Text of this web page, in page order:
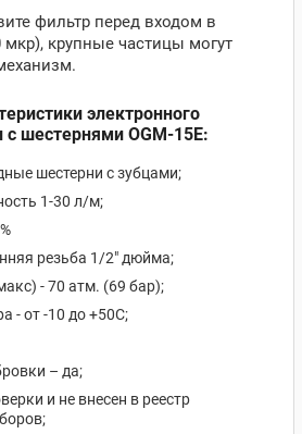
фильтр перед входом в
мкр), крупные частицы могут
электронного
шестернями OGM-15E:
шестерни с зубцами;
1-30 л/м;
резьба 1/2" дюйма;
- 70 атм. (69 бар);
- от -10 до +50С;
– да;
и не внесен в реестр